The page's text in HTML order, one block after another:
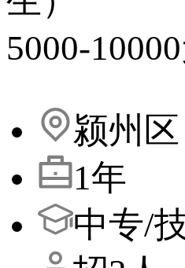
5000-
颍州区
1年
中专/